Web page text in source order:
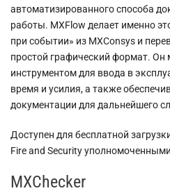
автоматизированного способа
работы. MXFlow делает именно
при событии» из MXConsys и
простой графический формат.
инструментом для ввода в
время и усилия, а также
документации для дальнейшего
Доступен для бесплатной
Fire and Security
MXChecker